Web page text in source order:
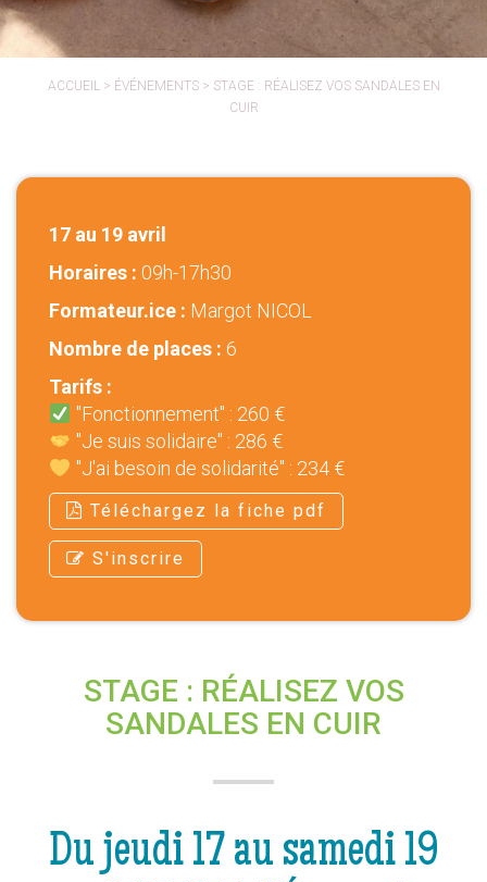
ACCUEIL> ÉVÉNEMENTS> STAGE : RÉALISEZ VOS SANDALES EN
CUIR
17 au 19 avril
Horaires : 09h-17h30
Formateur.ice : Margot NICOL
Nombre de places : 6
Tarifs :
"Fonctionnement" : 260 €
"Je suis solidaire" : 286 €
"J'ai besoin de solidarité" : 234 €
Téléchargez la fiche pdf
S'inscrire
STAGE : RÉALISEZ VOS
SANDALES EN CUIR
Du jeudi 17 au samedi 19